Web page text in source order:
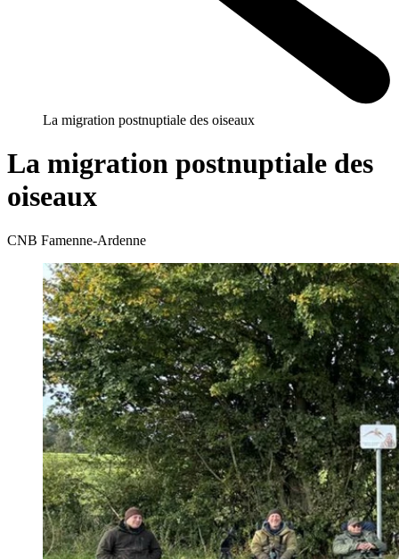
La migration postnuptiale des oiseaux
La migration postnuptiale des
oiseaux
CNB Famenne-Ardenne